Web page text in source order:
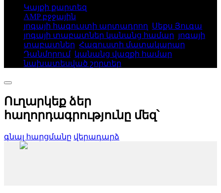
Կայքի քարտեզ
AMP բջջային
յոգայի հագուստի արտադրող Սեքս Յուգա
յոգայի տաբատներ կանանց համար յոգայի
տաբատներ Հագուստի մատակարար
Դանմորում, կանանց վազքի համար
նախատեսված շորտեր
Ուղարկեք ձեր
հաղորդագրությունը մեզ՝
գնալ հարցմանը վերադարձ